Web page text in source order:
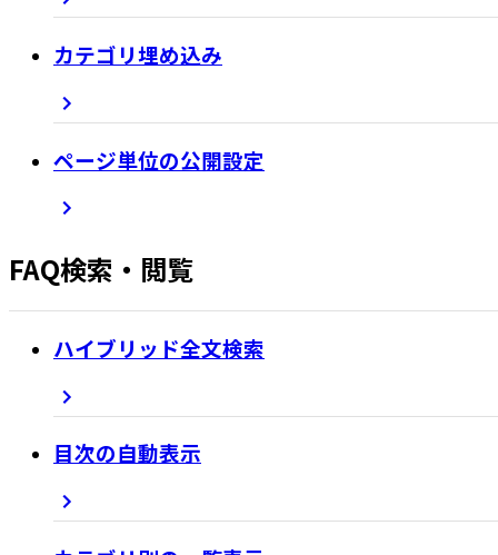
カテゴリ埋め込み
ページ単位の公開設定
FAQ検索・閲覧
ハイブリッド全文検索
目次の自動表示